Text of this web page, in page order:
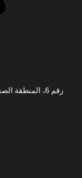
رقم 6، المنطقة